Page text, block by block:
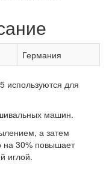
Германия
для
машин.
а затем
на 30% повышает
иглой.